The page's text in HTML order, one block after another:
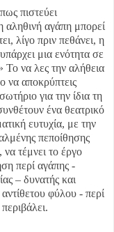
πιστεύει
αγάπη μπορεί
λίγο πριν πεθάνει, η
μια ενότητα σε
Το να λες την αλήθεια
να αποκρύπτεις
για την ίδια τη
ένα θεατρικό
ευτυχία, με την
πεποίθησης
τέμνει το έργο
περί αγάπης -
– δυνατής και
φύλου - περί